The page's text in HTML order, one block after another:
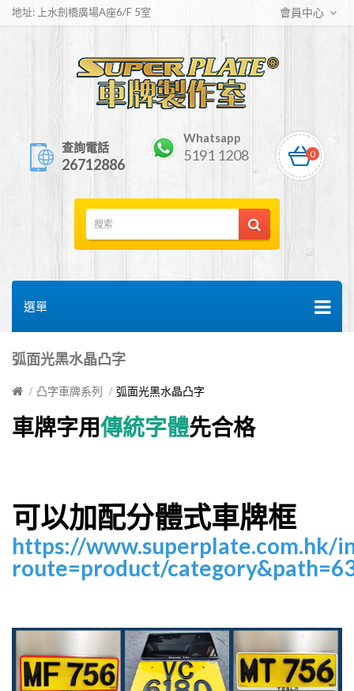
地址: 上水劍橋廣場A座6/F 5室 會員中心
查詢電話
26712886
Whatsapp
5191 1208 0
選單
弧面光黑水晶凸字
凸字車牌系列 弧面光黑水晶凸字
車牌字用傳統字體先合格
可以加配分體式車牌框
https://www.superplate.com.hk/
route=product/